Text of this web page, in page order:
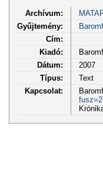
Archívum:
Gyűjtemény:
Cím:
Kiadó:
Dátum:
2007
Típus:
Text
Kapcsolat: